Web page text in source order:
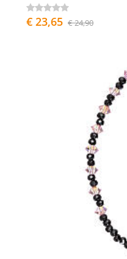
€ 23,65 € 24,90